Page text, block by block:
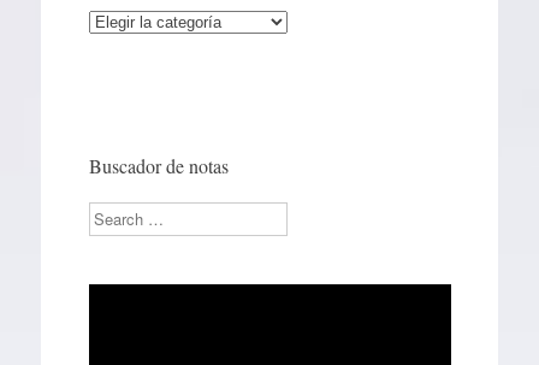
Categorías
Buscador de notas
Search